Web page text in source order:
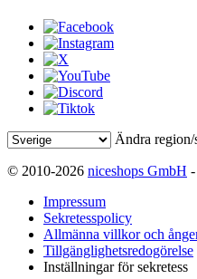
Ändra region/
© 2010-2026 niceshops GmbH
Impressum
Sekretesspolicy
Allmänna villkor och
Tillgänglighetsredogörelse
Inställningar för sekretess